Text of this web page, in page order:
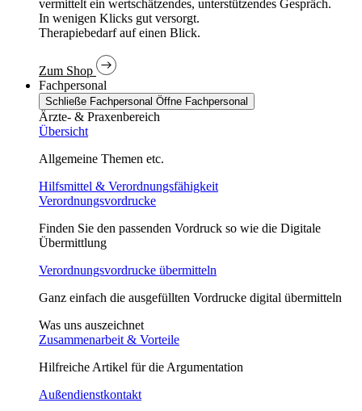
In wenigen Klicks gut versorgt.
Therapiebedarf auf einen Blick.
Zum Shop
Fachpersonal
Schließe Fachpersonal Öffne Fachpersonal
Ärzte- & Praxenbereich
Übersicht
Allgemeine Themen etc.
Hilfsmittel & Verordnungsfähigkeit
Verordnungsvordrucke
Finden Sie den passenden Vordruck so wie die Digitale
Übermittlung
Verordnungsvordrucke übermitteln
Ganz einfach die ausgefüllten Vordrucke digital übermitteln
Was uns auszeichnet
Zusammenarbeit & Vorteile
Hilfreiche Artikel für die Argumentation
Außendienstkontakt